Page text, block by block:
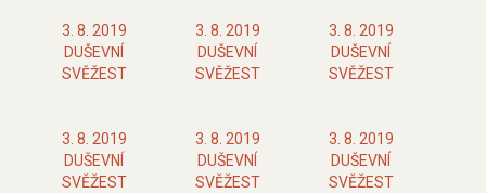
3. 8. 2019
DUŠEVNÍ
SVĚŽEST
3. 8. 2019
DUŠEVNÍ
SVĚŽEST
3. 8. 2019
DUŠEVNÍ
SVĚŽEST
3. 8. 2019
DUŠEVNÍ
SVĚŽEST
3. 8. 2019
DUŠEVNÍ
SVĚŽEST
3. 8. 2019
DUŠEVNÍ
SVĚŽEST